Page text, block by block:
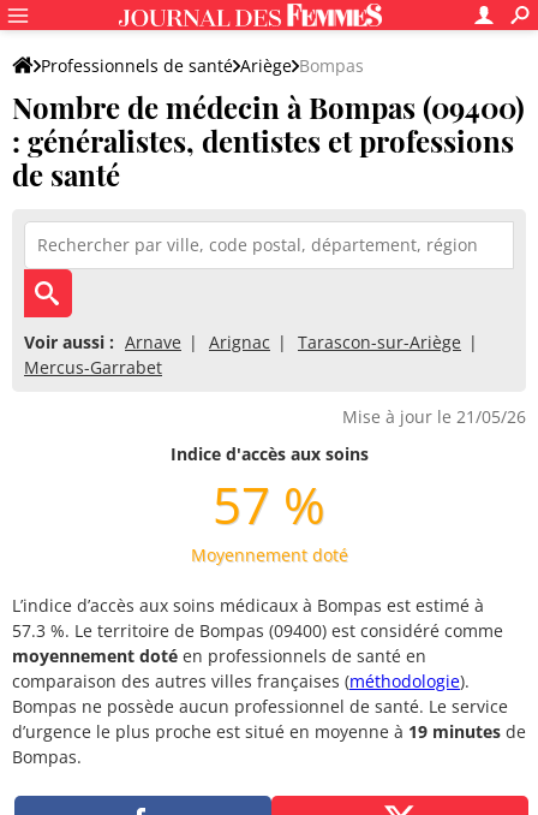
Professionnels de santé Ariège Bompas
Nombre de médecin à Bompas (09400)
: généralistes, dentistes et professions
de santé
Voir aussi : Arnave Arignac
Tarascon-sur-Ariège
Mercus-Garrabet
Mise à jour le 21/05/26
Indice d'accès aux soins
57 %
Moyennement doté
L’indice d’accès aux soins médicaux à Bompas est estimé à
57.3 %. Le territoire de Bompas (09400) est considéré comme
moyennement doté en professionnels de santé en
comparaison des autres villes françaises (méthodologie).
Bompas ne possède aucun professionnel de santé. Le service
d’urgence le plus proche est situé en moyenne à 19 minutes de
Bompas.